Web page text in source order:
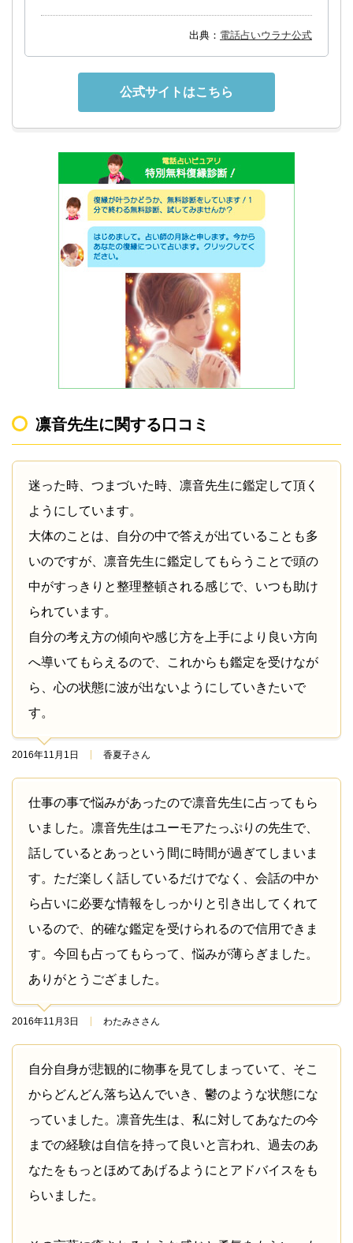
出典： 電話占いウラナ公式
公式サイトはこちら
凛音先生に関する口コミ
迷った時、つまづいた時、凛音先生に鑑定して頂く
ようにしています。
大体のことは、自分の中で答えが出ていることも多
いのですが、凛音先生に鑑定してもらうことで頭の
中がすっきりと整理整頓される感じで、いつも助け
られています。
自分の考え方の傾向や感じ方を上手により良い方向
へ導いてもらえるので、これからも鑑定を受けなが
ら、心の状態に波が出ないようにしていきたいで
す。
2016年11月1日 香夏子さん
仕事の事で悩みがあったので凛音先生に占ってもら
いました。凛音先生はユーモアたっぷりの先生で、
話しているとあっという間に時間が過ぎてしまいま
す。ただ楽しく話しているだけでなく、会話の中か
ら占いに必要な情報をしっかりと引き出してくれて
いるので、的確な鑑定を受けられるので信用できま
す。今回も占ってもらって、悩みが薄らぎました。
ありがとうござました。
2016年11月3日 わたみささん
自分自身が悲観的に物事を見てしまっていて、そこ
からどんどん落ち込んでいき、鬱のような状態にな
っていました。凛音先生は、私に対してあなたの今
までの経験は自信を持って良いと言われ、過去のあ
なたをもっとほめてあげるようにとアドバイスをも
らいました。